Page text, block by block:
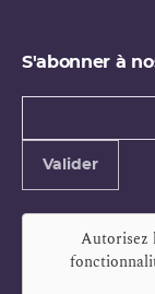
S'abonner à
Types de
Valider
Autorisez